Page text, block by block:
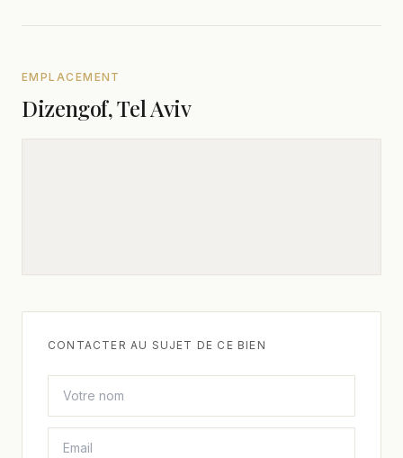
EMPLACEMENT
Dizengof, Tel Aviv
CONTACTER AU SUJET DE CE BIEN